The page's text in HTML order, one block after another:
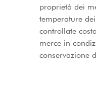
proprietà dei
temperature
controllate
merce in
conservazione